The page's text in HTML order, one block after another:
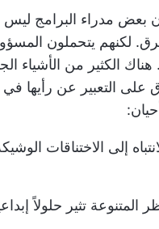
أن بعض مدراء البرامج
لكنهم يتحملون
هناك الكثير من الأشياء
على التعبير عن رأيها
إلى الاختناقات
المتنوعة تثير حلولاً